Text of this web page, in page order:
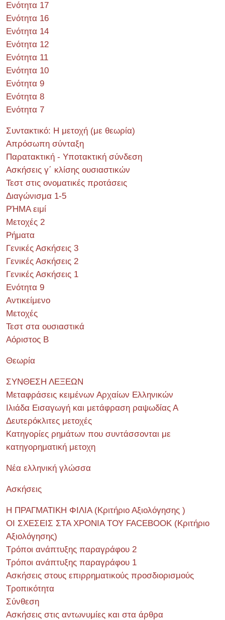
Ενότητα 17
Ενότητα 16
Ενότητα 14
Ενότητα 12
Ενότητα 11
Ενότητα 10
Ενότητα 9
Ενότητα 8
Ενότητα 7
Συντακτικό: Η μετοχή (με θεωρία)
Απρόσωπη σύνταξη
Παρατακτική - Υποτακτική σύνδεση
Ασκήσεις γ΄ κλίσης ουσιαστικών
Τεστ στις ονοματικές προτάσεις
Διαγώνισμα 1-5
ΡΉΜΑ ειμί
Μετοχές 2
Ρήματα
Γενικές Ασκήσεις 3
Γενικές Ασκήσεις 2
Γενικές Ασκήσεις 1
Ενότητα 9
Αντικείμενο
Μετοχές
Τεστ στα ουσιαστικά
Αόριστος Β
Θεωρία
ΣΥΝΘΕΣΗ ΛΕΞΕΩΝ
Μεταφράσεις κειμένων Αρχαίων Ελληνικών
Ιλιάδα Εισαγωγή και μετάφραση ραψωδίας Α
Δευτερόκλιτες μετοχές
Κατηγορίες ρημάτων που συντάσσονται με
κατηγορηματική μετοχη
Νέα ελληνική γλώσσα
Ασκήσεις
Η ΠΡΑΓΜΑΤΙΚΗ ΦΙΛΙΑ (Κριτήριο Αξιολόγησης )
ΟΙ ΣΧΕΣΕΙΣ ΣΤΑ ΧΡΟΝΙΑ ΤΟΥ FACEBOOK (Kριτήριο
Αξιολόγησης)
Τρόποι ανάπτυξης παραγράφου 2
Τρόποι ανάπτυξης παραγράφου 1
Ασκήσεις στους επιρρηματικούς προσδιορισμούς
Τροπικότητα
Σύνθεση
Ασκήσεις στις αντωνυμίες και στα άρθρα